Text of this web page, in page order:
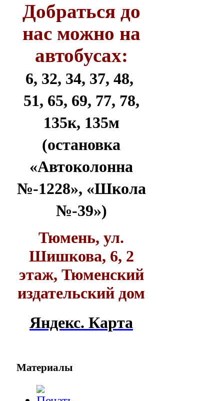
Добраться до
нас можно на
автобусах:
6, 32, 34, 37, 48,
51, 65, 69, 77, 78,
135к, 135м
(остановка
«Автоколонна
№-1228», «Школа
№-39»)
Тюмень, ул.
Шишкова, 6, 2
этаж, Тюменский
издательский дом
Яндекс. Карта
Материалы